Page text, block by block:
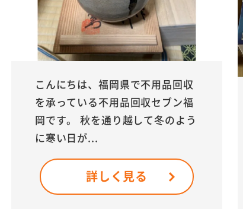
こんにちは、福岡県で不用品回収
を承っている不用品回収セブン福
岡です。 秋を通り越して冬のよう
に寒い日が...
詳しく見る